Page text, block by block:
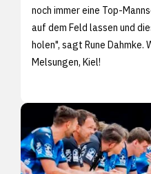
noch immer eine Top-
auf dem Feld lassen und
holen", sagt Rune
Melsungen, Kiel!